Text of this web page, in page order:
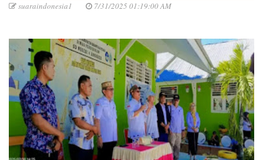
suaraindonesia1 7/31/2025 01:19:00 AM